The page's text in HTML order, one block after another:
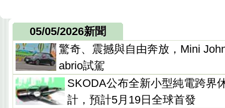
05/05/2026新聞
驚奇、震撼與自由奔放，Mini
abrio試駕
SKODA公布全新小型純電跨界
計，預計5月19日全球首發